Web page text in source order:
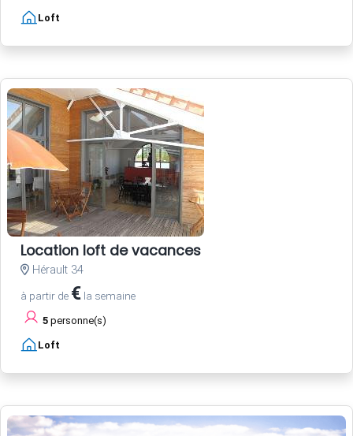
Loft
Location loft de vacances
Hérault 34
à partir de € la semaine
5 personne(s)
Loft